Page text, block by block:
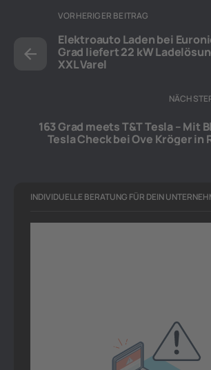
VORHERIGER BEITRAG
Elektroauto Laden bei
Grad liefert 22 kW
XXL Varel
163 Grad meets T&T Tesla – Mit
Tesla Check bei Ove Kröger in
INDIVIDUELLE BERATUNG FÜR DEIN